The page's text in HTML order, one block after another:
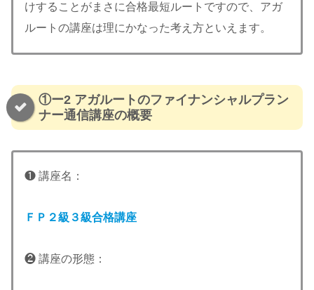
けすることがまさに合格最短ルートですので、アガ
ルートの講座は理にかなった考え方といえます。
①ー2 アガルートのファイナンシャルプラン
ナー通信講座の概要
❶ 講座名：
ＦＰ２級３級合格講座
❷ 講座の形態：